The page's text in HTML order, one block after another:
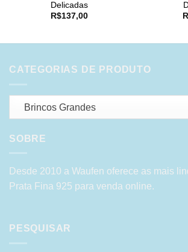
Delicadas
R$137,00
CATEGORIAS DE PRODUTO
Brincos Grandes
SOBRE
Desde 2010 a Waufen oferece as mais
Prata Fina 925 para venda online.
PESQUISAR